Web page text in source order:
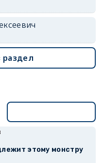
раздел
этому монстру